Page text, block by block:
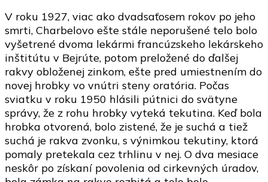
V roku 1927, viac ako dvadsaťosem rokov po jeho
smrti, Charbelovo ešte stále neporušené telo bolo
vyšetrené dvoma lekármi francúzskeho lekárskeho
inštitútu v Bejrúte, potom preložené do ďalšej
rakvy obloženej zinkom, ešte pred umiestnením do
novej hrobky vo vnútri steny oratória. Počas
sviatku v roku 1950 hlásili pútnici do svätyne
správy, že z rohu hrobky vyteká tekutina. Keď bola
hrobka otvorená, bolo zistené, že je suchá a tiež
suchá je rakva zvonku, s výnimkou tekutiny, ktorá
pomaly pretekala cez trhlinu v nej. O dva mesiace
neskôr po získaní povolenia od cirkevných úradov,